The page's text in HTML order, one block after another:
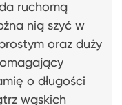
ruchomą
nią szyć w
oraz duży
o długości
wąskich